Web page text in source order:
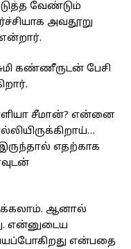
வேண்டும்
அவதூறு
என்றார்.
கண்ணீருடன் பேசி
சீமான்? என்னை
எதற்காக
ஆனால்
என்னுடைய
என்பதை